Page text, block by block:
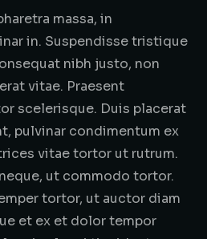
massa, in
in. Suspendisse tristique
nibh justo, non
vitae. Praesent
scelerisque. Duis placerat
pulvinar condimentum ex
vitae tortor ut rutrum.
ut commodo tortor.
tortor, ut auctor diam
et ex et dolor tempor